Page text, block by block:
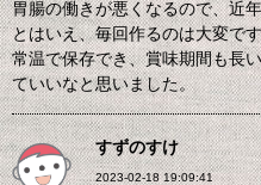
胃腸の働きが悪くなるので、近
とはいえ、毎回作るのは大変で
常温で保存でき、賞味期間も長
ていいなと思いました。
すずのすけ
2023-02-18 19:09:41